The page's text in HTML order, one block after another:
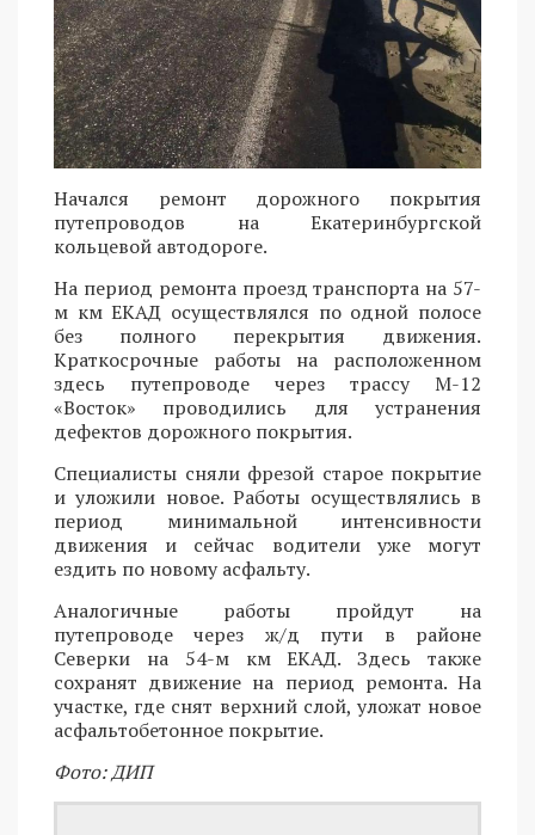
Начался ремонт дорожного покрытия
путепроводов на Екатеринбургской
кольцевой автодороге.
На период ремонта проезд транспорта на 57-
м км ЕКАД осуществлялся по одной полосе
без полного перекрытия движения.
Краткосрочные работы на расположенном
здесь путепроводе через трассу М-12
«Восток» проводились для устранения
дефектов дорожного покрытия.
Специалисты сняли фрезой старое покрытие
и уложили новое. Работы осуществлялись в
период минимальной интенсивности
движения и сейчас водители уже могут
ездить по новому асфальту.
Аналогичные работы пройдут на
путепроводе через ж/д пути в районе
Северки на 54-м км ЕКАД. Здесь также
сохранят движение на период ремонта. На
участке, где снят верхний слой, уложат новое
асфальтобетонное покрытие.
Фото: ДИП